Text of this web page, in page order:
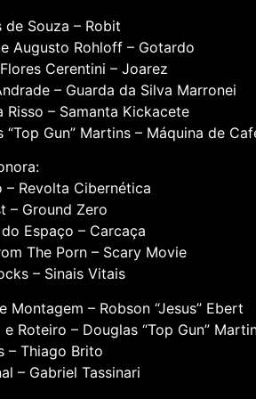
de Souza – Robit
Augusto Rohloff – Gotardo
Cerentini – Joarez
– Guarda da Silva Marronei
Risso – Samanta Kickacete
“Top Gun” Martins – Máquina de
– Revolta Cibernética
– Ground Zero
Espaço – Carcaça
The Porn – Scary Movie
– Sinais Vitais
Montagem – Robson “Jesus” Ebert
e Roteiro – Douglas “Top Gun”
– Thiago Brito
– Gabriel Tassinari